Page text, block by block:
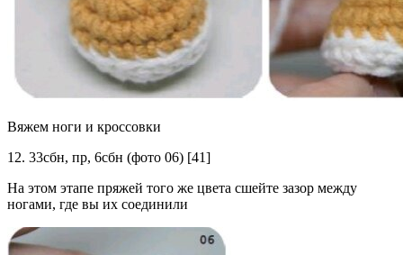
Вяжем ноги и кроссовки
12. 33сбн, пр, 6сбн (фото 06) [41]
На этом этапе пряжей того же цвета сшейте зазор между
ногами, где вы их соединили